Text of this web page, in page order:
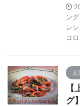
ン
レ
コ
グ